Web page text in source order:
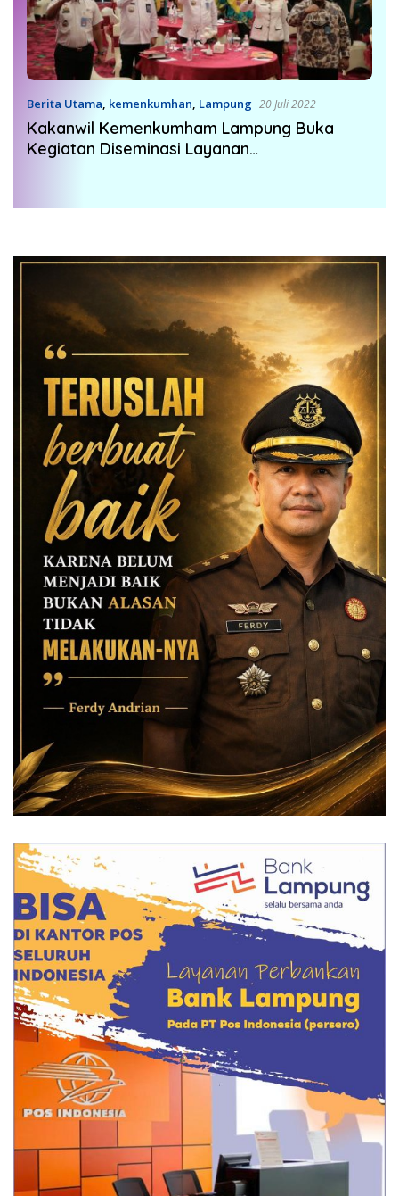
Berita Utama, kemenkumhan, Lampung 20 Juli 2022
Kakanwil Kemenkumham Lampung Buka
Kegiatan Diseminasi Layanan